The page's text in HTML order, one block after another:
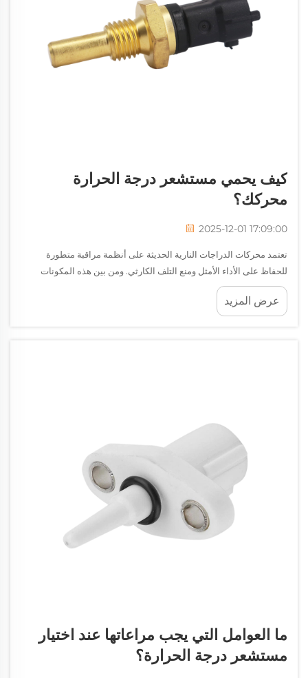
كيف يحمي مستشعر درجة الحرارة
محركك؟
2025-12-01 17:09:00
تعتمد محركات الدراجات النارية الحديثة على أنظمة مراقبة متطورة
للحفاظ على الأداء الأمثل ومنع التلف الكارثي. ومن بين هذه المكونات
الحيوية، يُعد مستشعر درجة حرارة الهواء حارسًا صامتًا، حيث يقوم
باستمرار بقياس درجة الحرارة المحيطة...
عرض المزيد
ما العوامل التي يجب مراعاتها عند اختيار
مستشعر درجة الحرارة؟